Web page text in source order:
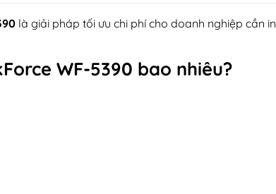
là giải pháp tối ưu chi phí cho doanh nghiệp cần in
WF-5390 bao nhiêu?